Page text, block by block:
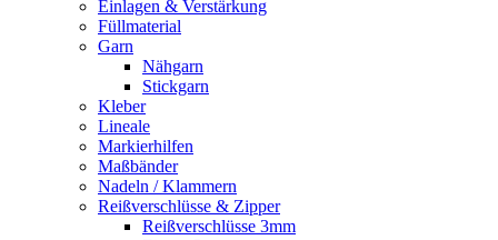
Einlagen & Verstärkung
Füllmaterial
Garn
Nähgarn
Stickgarn
Kleber
Lineale
Markierhilfen
Maßbänder
Nadeln / Klammern
Reißverschlüsse & Zipper
Reißverschlüsse 3mm